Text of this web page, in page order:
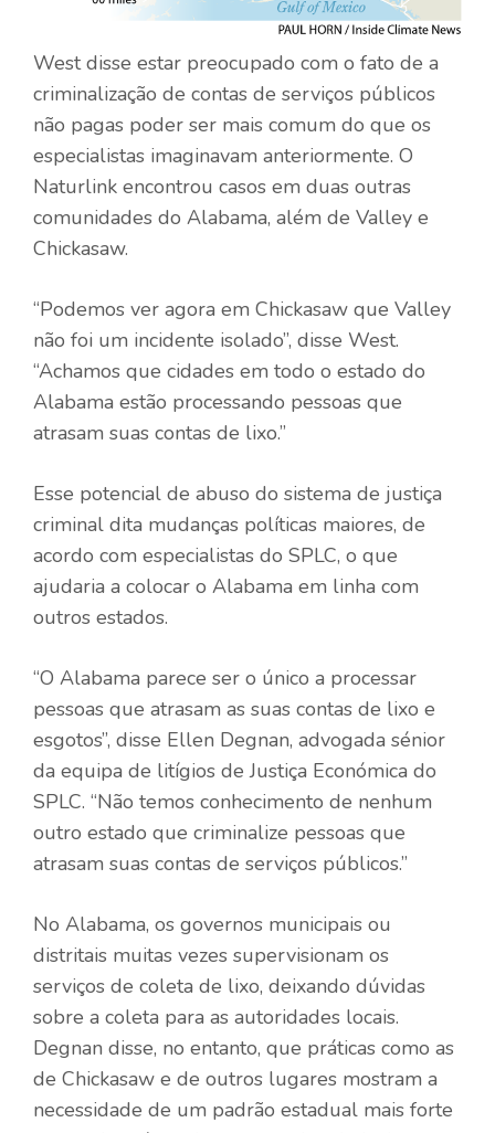
West disse estar preocupado com o fato de a
criminalização de contas de serviços públicos
não pagas poder ser mais comum do que os
especialistas imaginavam anteriormente. O
Naturlink encontrou casos em duas outras
comunidades do Alabama, além de Valley e
Chickasaw.
“Podemos ver agora em Chickasaw que Valley
não foi um incidente isolado”, disse West.
“Achamos que cidades em todo o estado do
Alabama estão processando pessoas que
atrasam suas contas de lixo.”
Esse potencial de abuso do sistema de justiça
criminal dita mudanças políticas maiores, de
acordo com especialistas do SPLC, o que
ajudaria a colocar o Alabama em linha com
outros estados.
“O Alabama parece ser o único a processar
pessoas que atrasam as suas contas de lixo e
esgotos”, disse Ellen Degnan, advogada sénior
da equipa de litígios de Justiça Económica do
SPLC. “Não temos conhecimento de nenhum
outro estado que criminalize pessoas que
atrasam suas contas de serviços públicos.”
No Alabama, os governos municipais ou
distritais muitas vezes supervisionam os
serviços de coleta de lixo, deixando dúvidas
sobre a coleta para as autoridades locais.
Degnan disse, no entanto, que práticas como as
de Chickasaw e de outros lugares mostram a
necessidade de um padrão estadual mais forte